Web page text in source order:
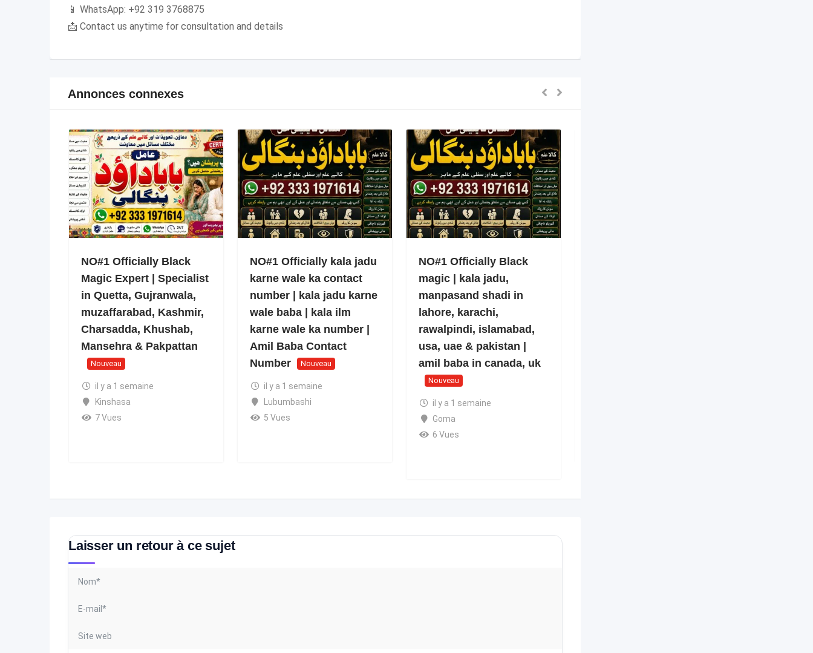
📱 WhatsApp: +92 319 3768875
📩 Contact us anytime for consultation and details
Annonces connexes
NO#1 Officially Black
Magic Expert | Specialist
in Quetta, Gujranwala,
muzaffarabad, Kashmir,
Charsadda, Khushab,
Mansehra & Pakpattan
Nouveau
il y a 1 semaine
Kinshasa
7 Vues
NO#1 Officially kala jadu
karne wale ka contact
number | kala jadu karne
wale baba | kala ilm
karne wale ka number |
Amil Baba Contact
Number
Nouveau
il y a 1 semaine
Lubumbashi
5 Vues
NO#1 Officially Black
magic | kala jadu,
manpasand shadi in
lahore, karachi,
rawalpindi, islamabad,
usa, uae & pakistan |
amil baba in canada, uk
Nouveau
il y a 1 semaine
Goma
6 Vues
Laisser un retour à ce sujet